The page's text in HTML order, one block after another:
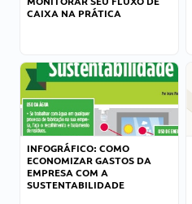
CAIXA NA PRÁTICA
INFOGRÁFICO: COMO
ECONOMIZAR GASTOS DA
EMPRESA COM A
SUSTENTABILIDADE